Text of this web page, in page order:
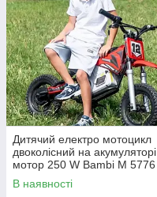
Дитячий електро мотоцикл
двоколісний на акумуляторі
мотор 250 W Bambi M 5776
для дітей від 6 років
Червоний
В наявності